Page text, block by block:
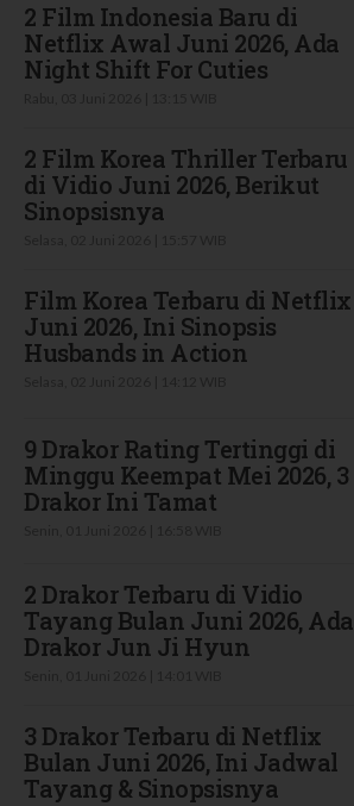
2 Film Indonesia Baru di
Netflix Awal Juni 2026, Ada
Night Shift For Cuties
2 Film Korea Thriller Terbaru
di Vidio Juni 2026, Berikut
Sinopsisnya
Film Korea Terbaru di Netflix
Juni 2026, Ini Sinopsis
Husbands in Action
9 Drakor Rating Tertinggi di
Minggu Keempat Mei 2026, 3
Drakor Ini Tamat
2 Drakor Terbaru di Vidio
Tayang Bulan Juni 2026, Ada
Drakor Jun Ji Hyun
3 Drakor Terbaru di Netflix
Bulan Juni 2026, Ini Jadwal
Tayang & Sinopsisnya